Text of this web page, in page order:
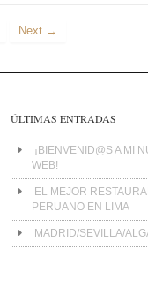
Next →
ÚLTIMAS ENTRADAS
¡BIENVENID@S A MI
WEB!
EL MEJOR
PERUANO EN LIMA
MADRID/SEVILLA/